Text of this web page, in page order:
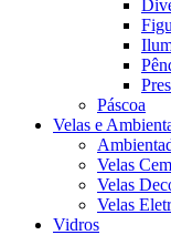
Páscoa
Velas e
Velas
Velas
Velas
Vidros